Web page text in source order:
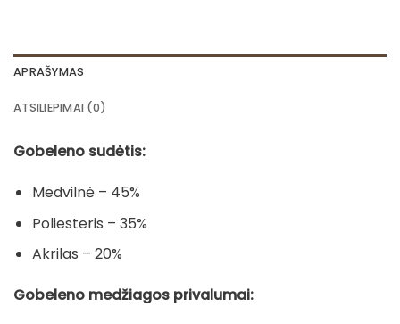
APRAŠYMAS
ATSILIEPIMAI (0)
Gobeleno sudėtis:
Medvilnė – 45%
Poliesteris – 35%
Akrilas – 20%
Gobeleno medžiagos privalumai: